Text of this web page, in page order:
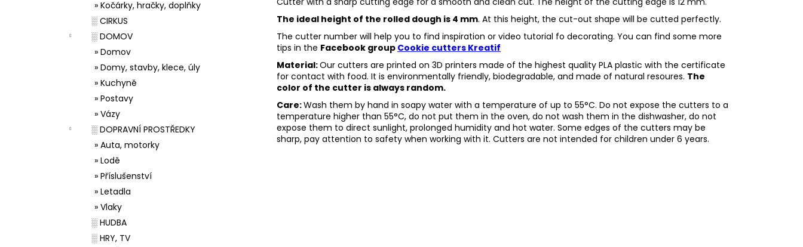
» Kočárky, hračky, doplňky
░ CIRKUS
░ DOMOV
» Domov
» Domy, stavby, klece, úly
» Kuchyně
» Postavy
» Vázy
░ DOPRAVNÍ PROSTŘEDKY
» Auta, motorky
» Lodě
» Příslušenství
» Letadla
» Vlaky
░ HUDBA
░ HRY, TV
The ideal height of the rolled dough is 4 mm. At this height, the cut-out shape will be cutted perfectly.
The cutter number will help you to find inspiration or video tutorial fo decorating. You can find some more
tips in the Facebook group Cookie cutters Kreatif
Material:Our cutters are printed on 3D printers made of the highest quality PLA plastic with the certificate
for contact with food. It is environmentally friendly, biodegradable, and made of natural resoures. The
color of the cutter is always random.
Care:Wash them by hand in soapy water with a temperature of up to 55°C. Do not expose the cutters to a
temperature higher than 55°C, do not put them in the oven, do not wash them in the dishwasher, do not
expose them to direct sunlight, prolonged humidity and hot water. Some edges of the cutters may be
sharp, pay attention to safety when working with it. Cutters are not intended for children under 6 years.